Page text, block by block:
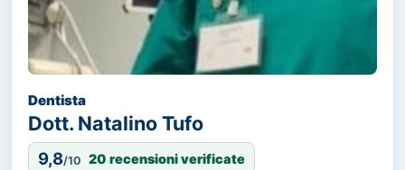
Dentista
Dott. Natalino Tufo
9,8/10 20 recensioni verificate